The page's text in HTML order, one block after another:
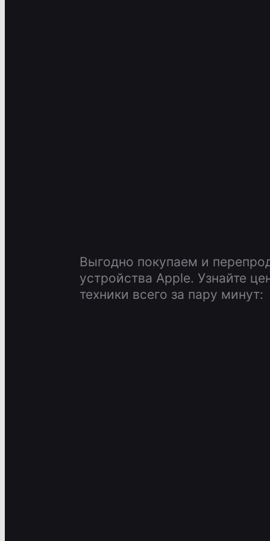
Выгодно покупаем и
устройства Apple. Узнайте
техники всего за пару минут: